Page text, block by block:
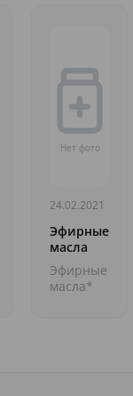
24.02.2021
Эфирные
масла
при
стрессе
Эфирные
масла*